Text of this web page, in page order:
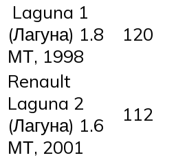
Laguna 1
(Лагуна) 1.8
МТ, 1998
120
Renault
Laguna 2
(Лагуна) 1.6
МТ, 2001
112